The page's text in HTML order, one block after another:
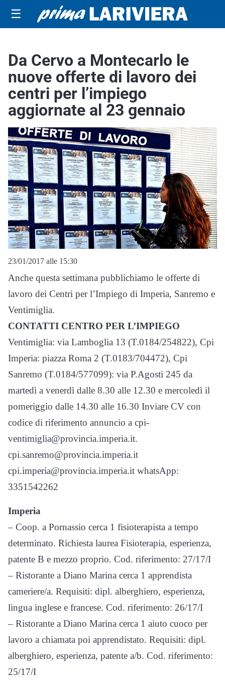
☰
Da Cervo a Montecarlo le
nuove offerte di lavoro dei
centri per l’impiego
aggiornate al 23 gennaio
23/01/2017 alle 15:30
Anche questa settimana pubblichiamo le offerte di
lavoro dei Centri per l’Impiego di Imperia, Sanremo e
Ventimiglia.
CONTATTI CENTRO PER L’IMPIEGO
Ventimiglia: via Lamboglia 13 (T.0184/254822), Cpi
Imperia: piazza Roma 2 (T.0183/704472), Cpi
Sanremo (T.0184/577099): via P.Agosti 245 da
martedì a venerdì dalle 8.30 alle 12.30 e mercoledì il
pomeriggio dalle 14.30 alle 16.30 Inviare CV con
codice di riferimento annuncio a cpi-
ventimiglia@provincia.imperia.it.
cpi.sanremo@provincia.imperia.it
cpi.imperia@provincia.imperia.it whatsApp:
3351542262
Imperia
– Coop. a Pornassio cerca 1 fisioterapista a tempo
determinato. Richiesta laurea Fisioterapia, esperienza,
patente B e mezzo proprio. Cod. riferimento: 27/17/I
– Ristorante a Diano Marina cerca 1 apprendista
cameriere/a. Requisiti: dipl. alberghiero, esperienza,
lingua inglese e francese. Cod. riferimento: 26/17/I
– Ristorante a Diano Marina cerca 1 aiuto cuoco per
lavoro a chiamata poi apprendistato. Requisiti: dipl.
alberghiero, esperienza, patente a/b. Cod. riferimento:
25/17/I